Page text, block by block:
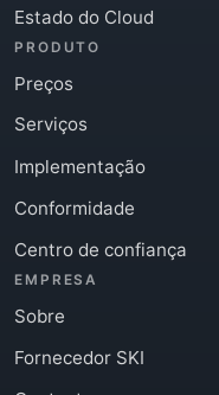
Estado do Cloud
PRODUTO
Preços
Serviços
Implementação
Conformidade
Centro de confiança
EMPRESA
Sobre
Fornecedor SKI